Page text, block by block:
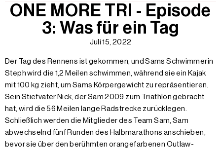
ONE MORE TRI - Episode
3: Was für ein Tag
Juli 15, 2022
Der Tag des Rennens ist gekommen, und Sams Schwimmerin
Steph wird die 1,2 Meilen schwimmen, während sie ein Kajak
mit 100 kg zieht, um Sams Körpergewicht zu repräsentieren.
Sein Stiefvater Nick, der Sam 2009 zum Triathlon gebracht
hat, wird die 56 Meilen lange Radstrecke zurücklegen.
Schließlich werden die Mitglieder des Team Sam, Sam
abwechselnd fünf Runden des Halbmarathons anschieben,
bevor sie über den berühmten orangefarbenen Outlaw-